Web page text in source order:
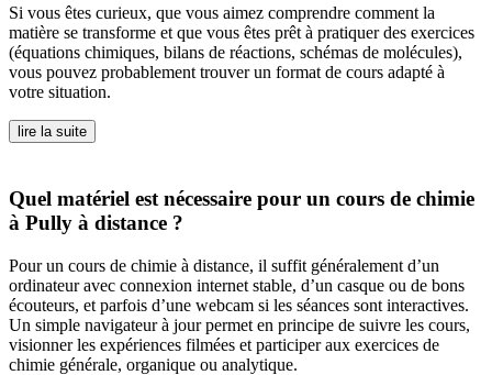
Si vous êtes curieux, que vous aimez comprendre comment la
matière se transforme et que vous êtes prêt à pratiquer des exercices
(équations chimiques, bilans de réactions, schémas de molécules),
vous pouvez probablement trouver un format de cours adapté à
votre situation.
lire la suite
Quel matériel est nécessaire pour un cours de chimie
à Pully à distance ?
Pour un cours de chimie à distance, il suffit généralement d’un
ordinateur avec connexion internet stable, d’un casque ou de bons
écouteurs, et parfois d’une webcam si les séances sont interactives.
Un simple navigateur à jour permet en principe de suivre les cours,
visionner les expériences filmées et participer aux exercices de
chimie générale, organique ou analytique.